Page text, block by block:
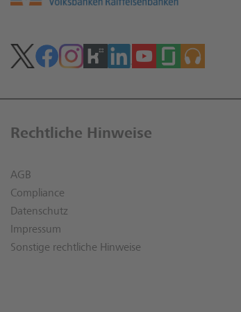
Rechtliche Hinweise
AGB
Compliance
Datenschutz
Impressum
Sonstige rechtliche Hinweise